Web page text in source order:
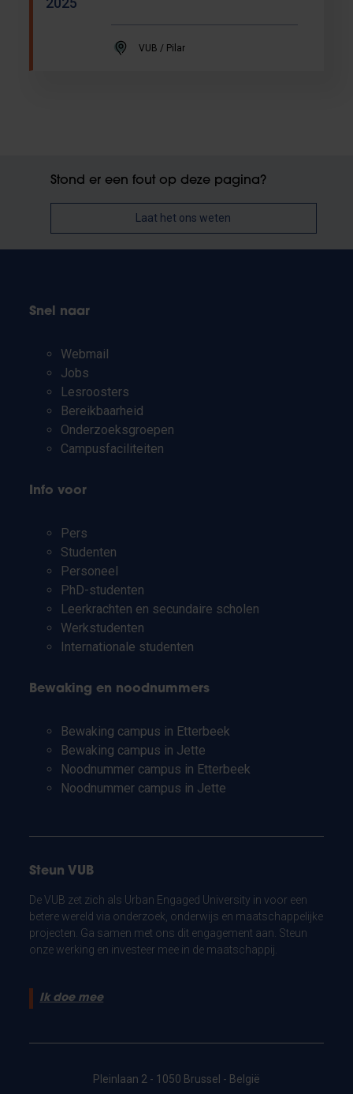
VUB / Pilar
Stond er een fout op deze pagina?
Laat het ons weten
Snel naar
Webmail
Jobs
Lesroosters
Bereikbaarheid
Onderzoeksgroepen
Campusfaciliteiten
Info voor
Pers
Studenten
Personeel
PhD-studenten
Leerkrachten en secundaire scholen
Werkstudenten
Internationale studenten
Bewaking en noodnummers
Bewaking campus in Etterbeek
Bewaking campus in Jette
Noodnummer campus in Etterbeek
Noodnummer campus in Jette
Steun VUB
De VUB zet zich als Urban Engaged University in voor een
betere wereld via onderzoek, onderwijs en maatschappelijke
projecten. Ga samen met ons dit engagement aan. Steun
onze werking en investeer mee in de maatschappij.
Ik doe mee
Pleinlaan 2 - 1050 Brussel - België